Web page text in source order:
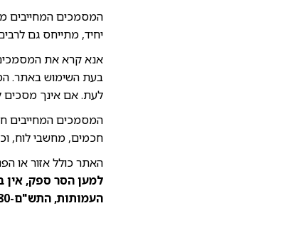
המסמכים המחייבים
יחיד, מתייחס גם
אנא קרא את המסמכים
בעת השימוש באתר.
לעת. אם אינך
המסמכים המחייבים
חכמים, מחשבי לוח,
האתר כולל אזור או
למען הסר ספק, אין
העמותות, התש"ם-1980, בכל הנוגע לחברות בעמותה והפעילות במסגרתה